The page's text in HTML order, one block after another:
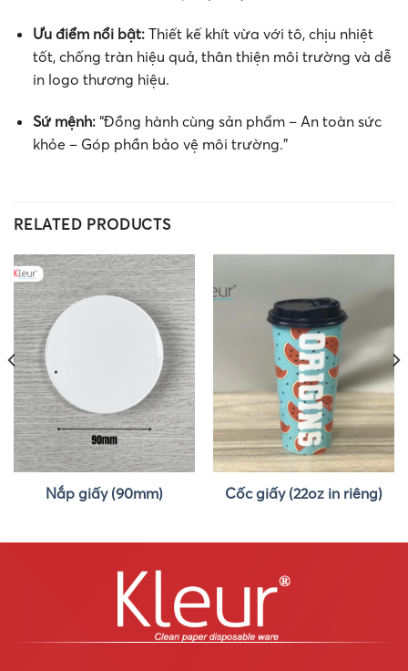
Ưu điểm nổi bật:Thiết kế khít vừa với tô, chịu nhiệt
tốt, chống tràn hiệu quả, thân thiện môi trường và dễ
in logo thương hiệu.
Sứ mệnh:“Đồng hành cùng sản phẩm – An toàn sức
khỏe – Góp phần bảo vệ môi trường.”
RELATED PRODUCTS
Nắp giấy (90mm) Cốc giấy (22oz in riêng)